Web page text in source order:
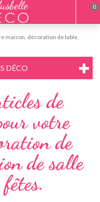
maison, décoration de table,
DÉCO
de
votre
de
de salle
0